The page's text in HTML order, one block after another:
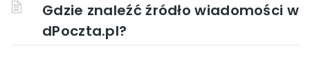
Gdzie znaleźć źródło wiadomości w
dPoczta.pl?